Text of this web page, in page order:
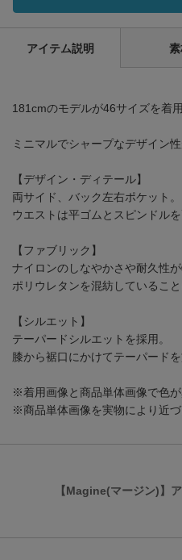
アイテム説明
181cmのモデルが46サイズを着用
ミニマルでシャープなデザイン
【デザイン・ディテール】
両サイド、バック左右ポケット。
ウエストは平ゴムとスピンドル
【ファブリック】
ナイロンのしなやかさや耐久性が
ポリウレタンを混紡しているこ
【シルエット】
テーパードシルエットを採用。
膝から裾口にかけてテーパード
※着用画像と商品単体画像で色が
※商品単体画像を実物により近づ
【Magine(マージン)】